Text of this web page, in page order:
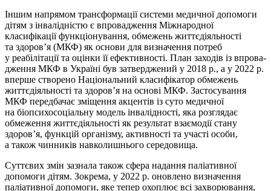
Іншим напрямом трансформації системи медичної допомоги
дітям з інвалідністю є впрова­дження Міжнародної
класифікації функціонування, обмежень життєдіяльності
та здоров’я (МКФ) як основи для визначення потреб
у реабілітації та оцінки її ефективності. План заходів із впрова­
дження МКФ в Україні був затвер­джений у 2018 р., а у 2022 р.
вперше створено Національний класифікатор обмежень
життєдіяльності та здоров’я на основі МКФ. Застосування
МКФ передбачає зміщення акцентів із суто медичної
на біопсихосоціальну модель інвалідності, яка розглядає
обмеження життєдіяльності як результат взаємодії стану
здоров’я, функцій організму, активності та участі особи,
а також чинників навколишнього середовища.
Суттєвих змін зазнала також сфера надання паліативної
допомоги дітям. Зокрема, у 2022 р. оновлено визначення
паліативної допомоги, яке тепер охоплює всі захворювання,